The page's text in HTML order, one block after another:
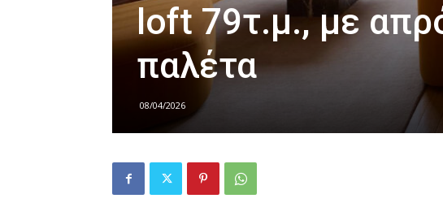
loft 79τ.μ., με
παλέτα
08/04/2026